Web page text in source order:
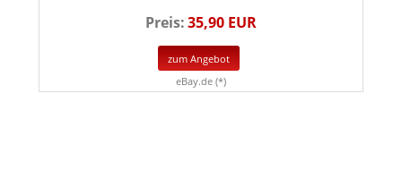
Preis:35,90 EUR
zum Angebot
eBay.de (*)